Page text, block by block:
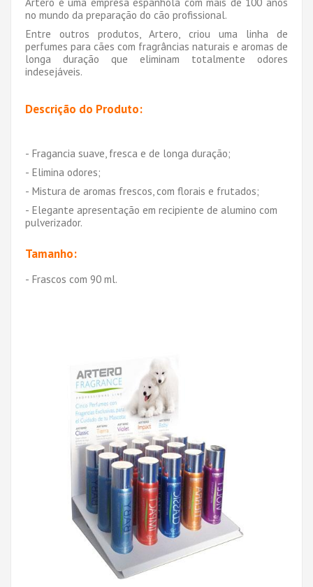
no mundo da preparação do cão profissional.
Entre outros produtos, Artero, criou uma linha de
perfumes para cães com fragrâncias naturais e aromas de
longa duração que eliminam totalmente odores
indesejáveis.
Descrição do Produto:
- Fragancia suave, fresca e de longa duração;
- Elimina odores;
- Mistura de aromas frescos, com florais e frutados;
- Elegante apresentação em recipiente de alumino com
pulverizador.
Tamanho:
- Frascos com 90 ml.